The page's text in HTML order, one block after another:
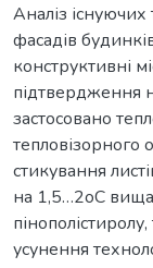
Аналіз існуючих
фасадів
конструктивні
підтвердження
застосовано
тепловізорного
стикування
на 1,5…2оС
усунення